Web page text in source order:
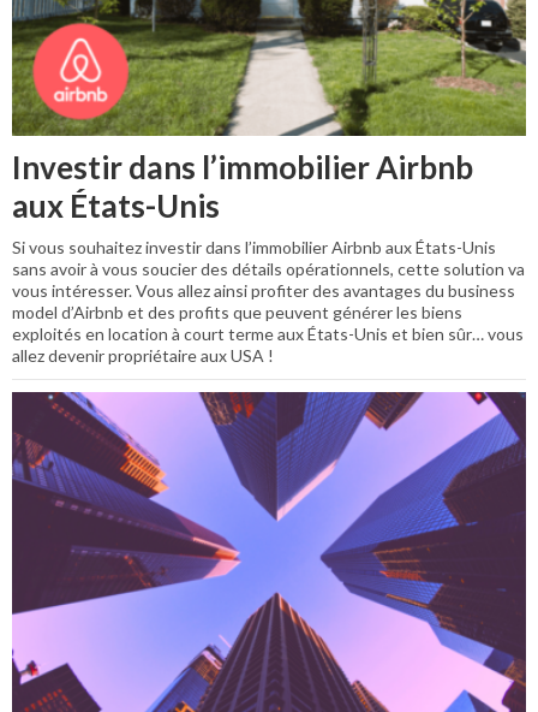
Investir dans l’immobilier Airbnb
aux États-Unis
Si vous souhaitez investir dans l’immobilier Airbnb aux États-Unis
sans avoir à vous soucier des détails opérationnels, cette solution va
vous intéresser. Vous allez ainsi profiter des avantages du business
model d’Airbnb et des profits que peuvent générer les biens
exploités en location à court terme aux États-Unis et bien sûr… vous
allez devenir propriétaire aux USA !